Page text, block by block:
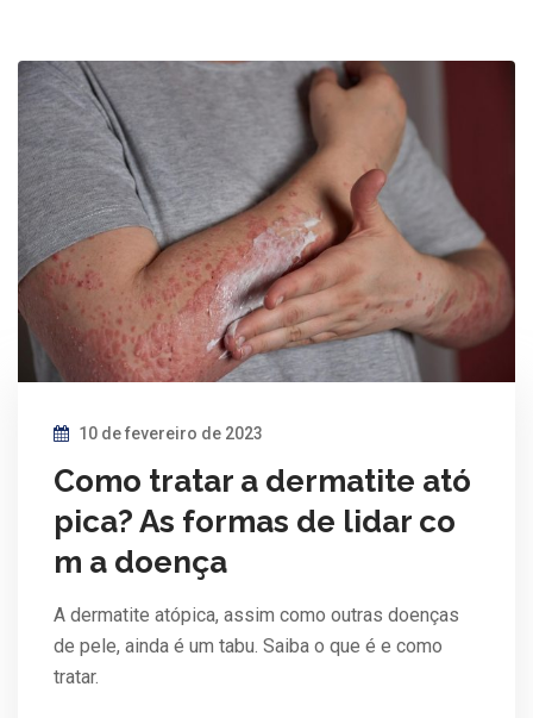
10 de fevereiro de 2023
Como tratar a dermatite ató
pica? As formas de lidar co
m a doença
A dermatite atópica, assim como outras doenças
de pele, ainda é um tabu. Saiba o que é e como
tratar.